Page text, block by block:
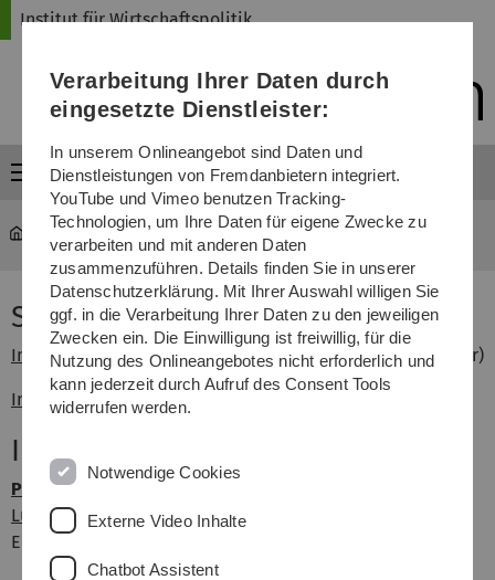
Direkt
Direkt
Direkt
(Sprache,
Drucken,
Media)
Direkt
Direkt
Institut für Wirtschaftspolitik
Menü
Institut für Wirtschaftspolitik Schwerpunkt Economics
Schwerpunktfach Economics
Informationenzum Schwerpunktfach Economics (Bachelor)
Informationen zum Schwerpunktfach Economics (Master)
Institut für Wirtschaftspolitik
Prof. Dr. Werner Smolny
Ludwig-Erhard-Stiftungsprofessur
E-Mail: werner.smolny@uni-ulm.de
Verarbeitung Ihrer Daten durch
eingesetzte Dienstleister:
In unserem Onlineangebot sind Daten und
Dienstleistungen von Fremdanbietern integriert.
YouTube und Vimeo benutzen Tracking-
Technologien, um Ihre Daten für eigene Zwecke zu
verarbeiten und mit anderen Daten
zusammenzuführen. Details finden Sie in unserer
Datenschutzerklärung. Mit Ihrer Auswahl willigen Sie
ggf. in die Verarbeitung Ihrer Daten zu den jeweiligen
Zwecken ein. Die Einwilligung ist freiwillig, für die
Nutzung des Onlineangebotes nicht erforderlich und
kann jederzeit durch Aufruf des Consent Tools
widerrufen werden.
Notwendige Cookies
Externe Video Inhalte
Chatbot Assistent